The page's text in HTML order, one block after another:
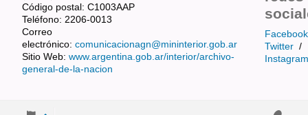
Código postal: C1003AAP
Teléfono: 2206-0013
Correo
electrónico: comunicacionagn@mininterior.gob.ar
Sitio Web: www.argentina.gob.ar/interior/archivo-
general-de-la-nacion
Facebook
Twitter /
Instagram